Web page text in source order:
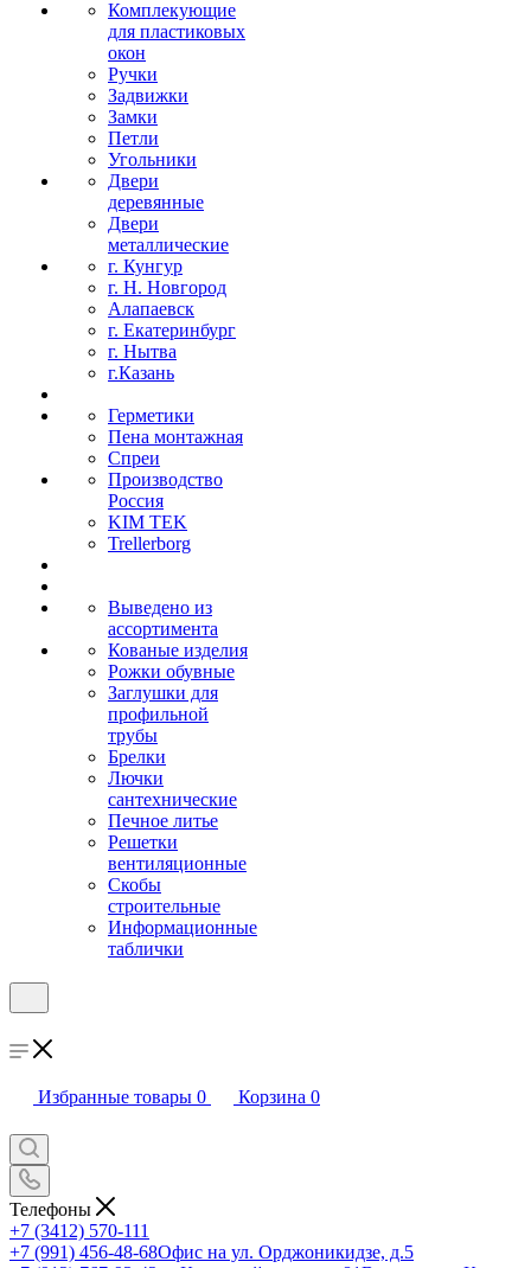
Комплекующие
для пластиковых
окон
Ручки
Задвижки
Замки
Петли
Угольники
Двери
деревянные
Двери
металлические
г. Кунгур
г. Н. Новгород
Алапаевск
г. Екатеринбург
г. Нытва
г.Казань
Герметики
Пена монтажная
Спреи
Производство
Россия
KIM TEK
Trellerborg
Выведено из
ассортимента
Кованые изделия
Рожки обувные
Заглушки для
профильной
трубы
Брелки
Лючки
сантехнические
Печное литье
Решетки
вентиляционные
Скобы
строительные
Информационные
таблички
Избранные товары 0 Корзина 0
Телефоны
+7 (3412) 570-111
+7 (991) 456-48-68Офис на ул. Орджоникидзе, д.5